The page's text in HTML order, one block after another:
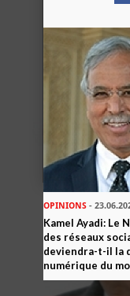
OPINIONS -
Kamel Ayadi: Le
des réseaux
deviendra-t-il la
numérique du